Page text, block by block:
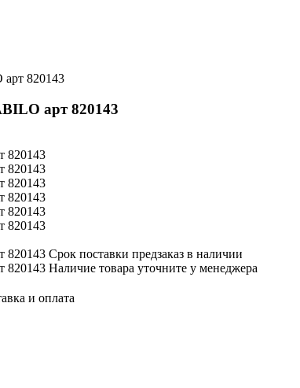
арт 820143
арт 820143
Срок поставки предзаказ в наличии
Наличие товара уточните у менеджера
и оплата